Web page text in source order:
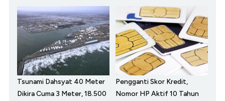
Tsunami Dahsyat 40 Meter
Dikira Cuma 3 Meter, 18.500
Pengganti Skor Kredit,
Nomor HP Aktif 10 Tahun